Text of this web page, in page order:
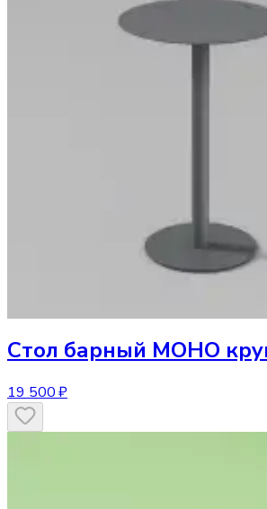
Стол барный МОНО
19 500 ₽